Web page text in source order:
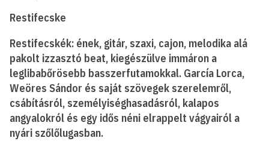
Restifecske
Restifecskék: ének, gitár, szaxi, cajon, melodika alá
pakolt izzasztó beat, kiegészülve immáron a
leglibabőrösebb basszerfutamokkal. García Lorca,
Weöres Sándor és saját szövegek szerelemről,
csábításról, személyiséghasadásról, kalapos
angyalokról és egy idős néni elrappelt vágyairól a
nyári szőlőlugasban.